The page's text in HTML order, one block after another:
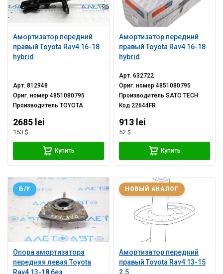
Амортизатор передний
правый Toyota Rav4 16-18
hybrid
Арт.812948
Ориг. номер4851080795
ПроизводительTOYOTA
2685 lei
153 $
Купить
Амортизатор передний
правый Toyota Rav4 16-18
hybrid
Арт.632722
Ориг. номер4851080795
ПроизводительSATO TECH
Код 22644FR
913 lei
52 $
Купить
Опора амортизатора
передняя левая Toyota
Rav4 13-18 без
Б/У
Амортизатор передний
правый Toyota Rav4 13-15
2.5
НОВЫЙ АНАЛОГ